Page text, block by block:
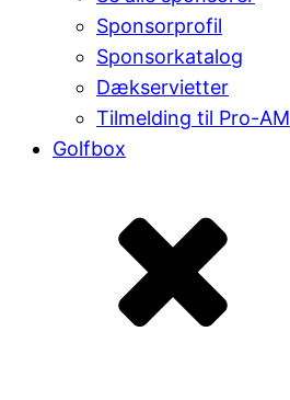
Sponsorprofil
Sponsorkatalog
Dækservietter
Tilmelding til Pro-AM
Golfbox